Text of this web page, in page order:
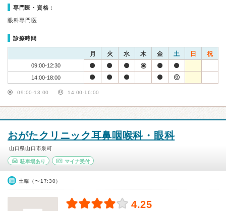
専門医・資格：
眼科専門医
診療時間
月 火 水 木 金 土 日 祝
09:00-12:30
14:00-18:00
09:00-13:00 14:00-16:00
おがたクリニック耳鼻咽喉科・眼科
山口県山口市泉町
駐車場あり マイナ受付
土曜（〜17:30）
4.25